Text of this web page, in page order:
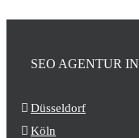
SEO AGENTUR IN
Düsseldorf
Köln